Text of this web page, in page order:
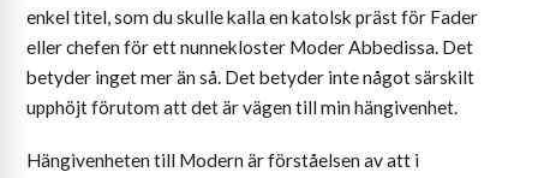
enkel titel, som du skulle kalla en katolsk präst för Fader
eller chefen för ett nunnekloster Moder Abbedissa. Det
betyder inget mer än så. Det betyder inte något särskilt
upphöjt förutom att det är vägen till min hängivenhet.
Hängivenheten till Modern är förståelsen av att i